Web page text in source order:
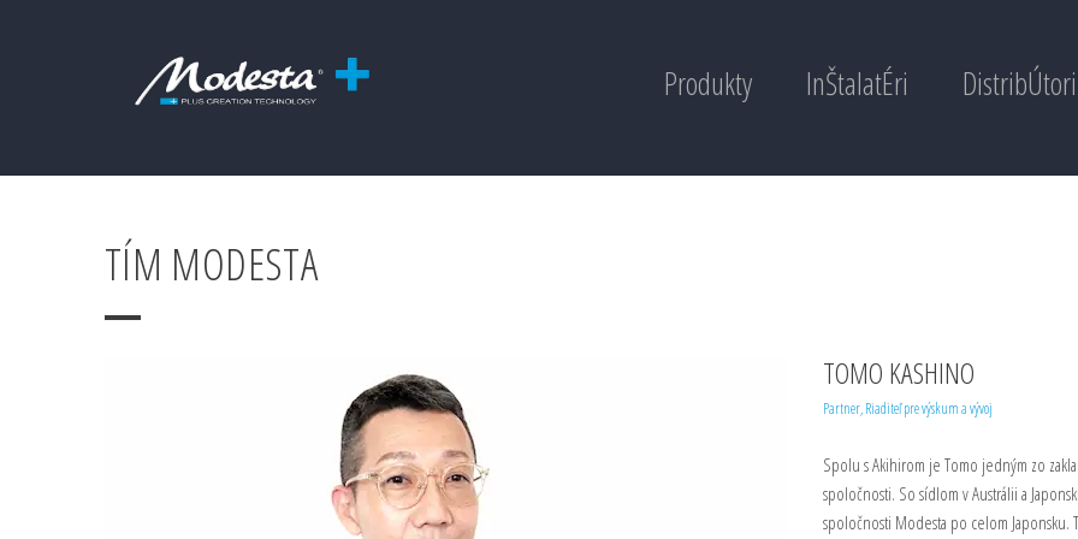
Produkty InŠtalatÉri DistribÚtori
TÍM MODESTA
TOMO KASHINO
Partner, Riaditeľ pre výskum a vývoj
Spolu s Akihirom je Tomo jedným zo
spoločnosti. So sídlom v Austrálii a
spoločnosti Modesta po celom